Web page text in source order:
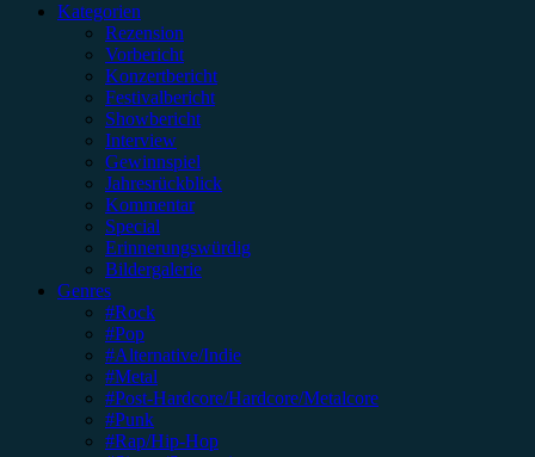
Kategorien
Rezension
Vorbericht
Konzertbericht
Festivalbericht
Showbericht
Interview
Gewinnspiel
Jahresrückblick
Kommentar
Special
Erinnerungswürdig
Bildergalerie
Genres
#Rock
#Pop
#Alternative/Indie
#Metal
#Post-Hardcore/Hardcore/Metalcore
#Punk
#Rap/Hip-Hop